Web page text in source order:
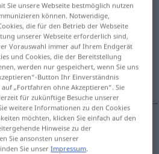
anklicken/antippen)
Sie unsere Webseite bestmöglich nutzen
können. Notwendige,
die für den Betrieb der Webseite
unserer Webseite erforderlich sind,
Vorauswahl immer auf Ihrem Endgerät
und Cookies, die der Bereitstellung
werden nur gespeichert, wenn Sie uns
Button Ihr Einverständnis
„Fortfahren ohne Akzeptieren“. Sie
für zukünftige Besuche unserer
weitere Informationen zu den Cookies
möchten, klicken Sie einfach auf den
Hinweise zu der
Sie ansonsten unserer
Sie unserImpressum.